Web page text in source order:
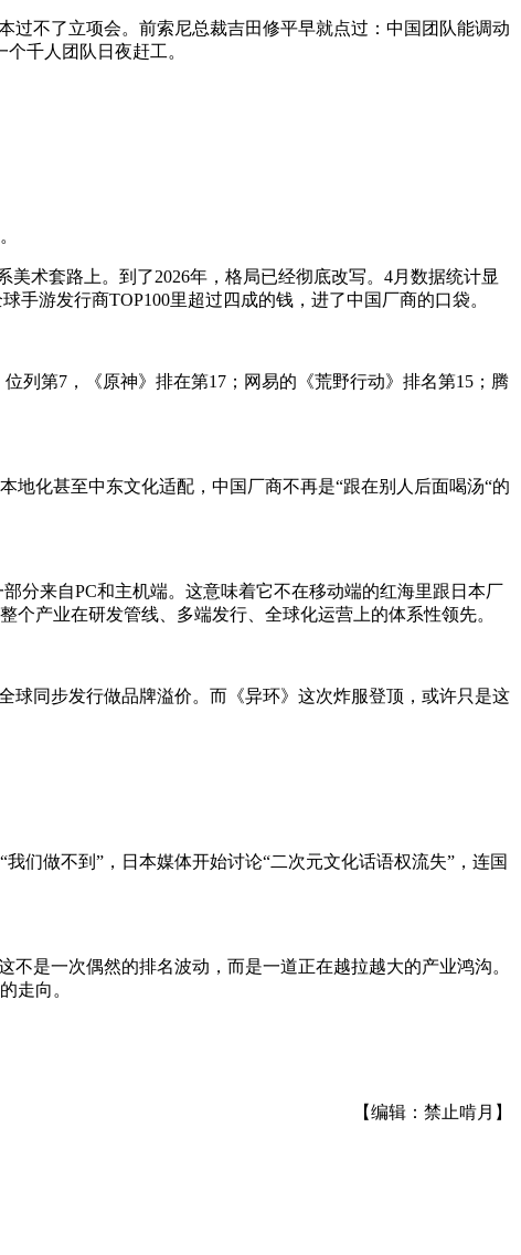
过不了立项会。前索尼总裁吉田修平早就点过：中国团队能调动
千人团队日夜赶工。
术套路上。到了2026年，格局已经彻底改写。 4月 数据统计显
手游发行商TOP100里超过四成的钱，进了中国厂商的口袋。
列第7，《原神》排在第17；网易的《荒野行动》排名第15；腾
化甚至中东文化适配，中国厂商不再是“跟在别人后面喝汤“的
部分来自PC和主机端。这意味着它不在移动端的红海里跟日本厂
产业在研发管线、多端发行、全球化运营上的体系性领先。
同步发行做品牌溢价。而《异环》这次炸服登顶， 或许只是这
“我们做不到 ” ，日本媒体开始讨论“二次元文化话语权流失”，连国
不是一次偶然的排名波动，而是一道正在越拉越大的产业鸿沟。
走向。
【编辑：禁止啃月】